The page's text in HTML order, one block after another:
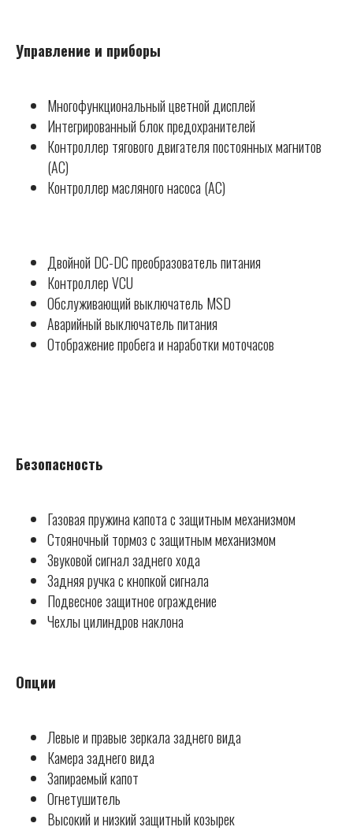
Управление и приборы
Многофункциональный цветной дисплей
Интегрированный блок предохранителей
Контроллер тягового двигателя постоянных магнитов
(AC)
Контроллер масляного насоса (AC)
Двойной DC-DC преобразователь питания
Контроллер VCU
Обслуживающий выключатель MSD
Аварийный выключатель питания
Отображение пробега и наработки моточасов
Безопасность
Газовая пружина капота с защитным механизмом
Стояночный тормоз с защитным механизмом
Звуковой сигнал заднего хода
Задняя ручка с кнопкой сигнала
Подвесное защитное ограждение
Чехлы цилиндров наклона
Опции
Левые и правые зеркала заднего вида
Камера заднего вида
Запираемый капот
Огнетушитель
Высокий и низкий защитный козырек